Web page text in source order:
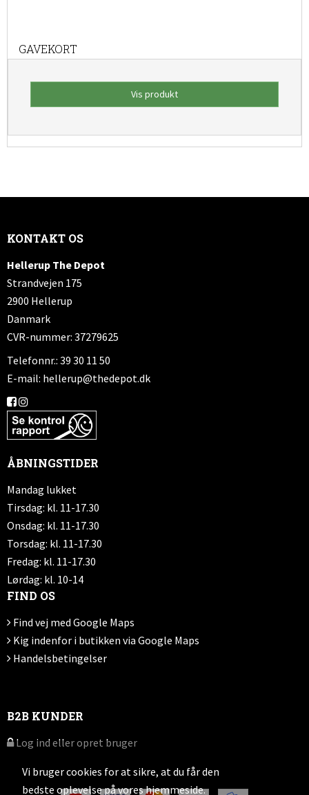
Vi bruger cookies for at sikre, at du får den
bedste oplevelse på vores hjemmeside.
GAVEKORT
Vis produkt
KONTAKT OS
Hellerup The Depot
Strandvejen 175
2900 Hellerup
Danmark
CVR-nummer: 37279625
Telefonnr.: 39 30 11 50
E-mail: hellerup@thedepot.dk
ÅBNINGSTIDER
Mandag lukket
Tirsdag: kl. 11-17.30
Onsdag: kl. 11-17.30
Torsdag: kl. 11-17.30
Fredag: kl. 11-17.30
Lørdag: kl. 10-14
FIND OS
Find vej med Google Maps
Kig indenfor i butikken via Google Maps
Handelsbetingelser
B2B KUNDER
Log ind eller opret bruger